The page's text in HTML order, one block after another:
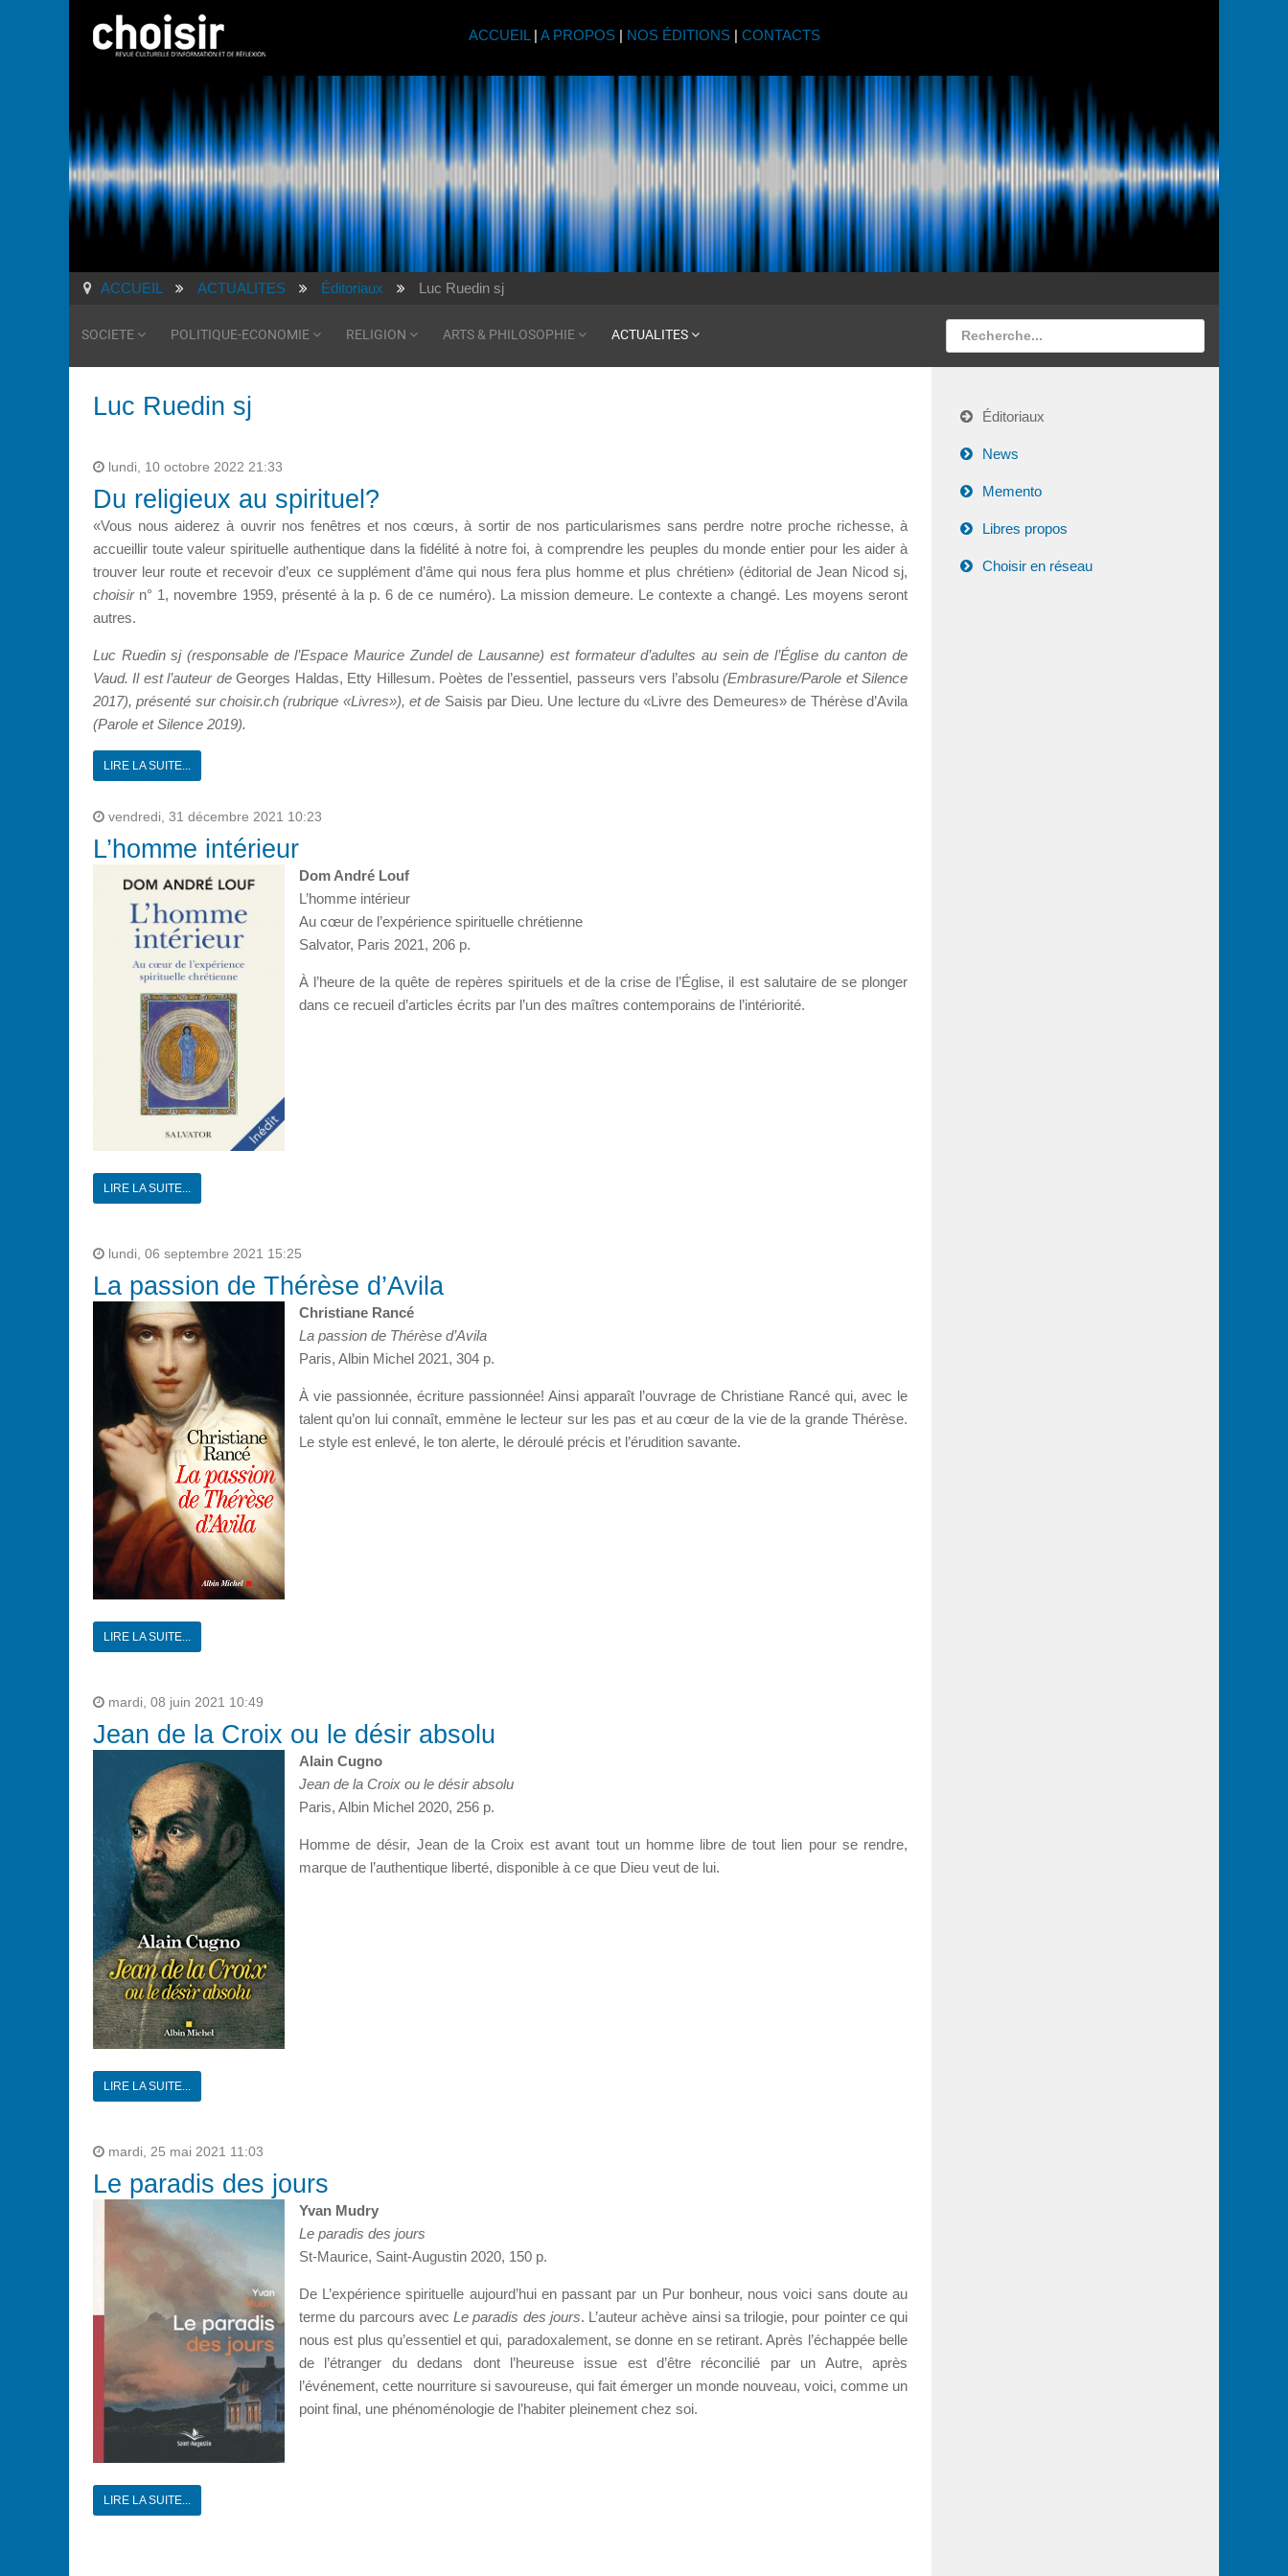
ACCUEIL | A PROPOS| NOS ÉDITIONS| CONTACTS
ACCUEIL ACTUALITES Éditoriaux Luc Ruedin sj
SOCIETE POLITIQUE-ECONOMIE RELIGION ARTS & PHILOSOPHIE ACTUALITES
Luc Ruedin sj
lundi, 10 octobre 2022 21:33
Du religieux au spirituel?
«Vous nous aiderez à ouvrir nos fenêtres et nos cœurs, à sortir de nos particularismes sans perdre notre proche richesse, à
accueillir toute valeur spirituelle authentique dans la fidélité à notre foi, à comprendre les peuples du monde entier pour les aider à
trouver leur route et recevoir d’eux ce supplément d’âme qui nous fera plus homme et plus chrétien» (éditorial de Jean Nicod sj,
choisirn° 1, novembre 1959, présenté à la p. 6 de ce numéro). La mission demeure. Le contexte a changé. Les moyens seront
autres.
Luc Ruedin sj (responsable de l’Espace Maurice Zundel de Lausanne) est formateur d’adultes au sein de l’Église du canton de
Vaud. Il est l’auteur deGeorges Haldas, Etty Hillesum. Poètes de l’essentiel, passeurs vers l’absolu(Embrasure/Parole et Silence
2017), présenté sur choisir.ch (rubrique «Livres»), et de Saisis par Dieu. Une lecture du «Livre des Demeures» de Thérèse d’Avila
(Parole et Silence 2019).
LIRE LA SUITE...
vendredi, 31 décembre 2021 10:23
L’homme intérieur
Dom André Louf
L’homme intérieur
Au cœur de l’expérience spirituelle chrétienne
Salvator, Paris 2021, 206 p.
À l’heure de la quête de repères spirituels et de la crise de l’Église, il est salutaire de se plonger
dans ce recueil d’articles écrits par l’un des maîtres contemporains de l’intériorité.
LIRE LA SUITE...
lundi, 06 septembre 2021 15:25
La passion de Thérèse d’Avila
Christiane Rancé
La passion de Thérèse d’Avila
Paris, Albin Michel 2021, 304 p.
À vie passionnée, écriture passionnée! Ainsi apparaît l’ouvrage de Christiane Rancé qui, avec le
talent qu’on lui connaît, emmène le lecteur sur les pas et au cœur de la vie de la grande Thérèse.
Le style est enlevé, le ton alerte, le déroulé précis et l’érudition savante.
LIRE LA SUITE...
mardi, 08 juin 2021 10:49
Jean de la Croix ou le désir absolu
Alain Cugno
Jean de la Croix ou le désir absolu
Paris, Albin Michel 2020, 256 p.
Homme de désir, Jean de la Croix est avant tout un homme libre de tout lien pour se rendre,
marque de l’authentique liberté, disponible à ce que Dieu veut de lui.
LIRE LA SUITE...
mardi, 25 mai 2021 11:03
Le paradis des jours
Yvan Mudry
Le paradis des jours
St-Maurice, Saint-Augustin 2020, 150 p.
De L’expérience spirituelle aujourd’hui en passant par un Pur bonheur, nous voici sans doute au
terme du parcours avec Le paradis des jours. L’auteur achève ainsi sa trilogie, pour pointer ce qui
nous est plus qu’essentiel et qui, paradoxalement, se donne en se retirant. Après l’échappée belle
de l’étranger du dedans dont l’heureuse issue est d’être réconcilié par un Autre, après
l’événement, cette nourriture si savoureuse, qui fait émerger un monde nouveau, voici, comme un
point final, une phénoménologie de l’habiter pleinement chez soi.
LIRE LA SUITE...
Éditoriaux
News
Memento
Libres propos
Choisir en réseau